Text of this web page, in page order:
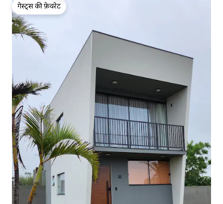
गेस्ट्स की फ़ेवरेट
गेस्ट्स की फ़ेवरेट